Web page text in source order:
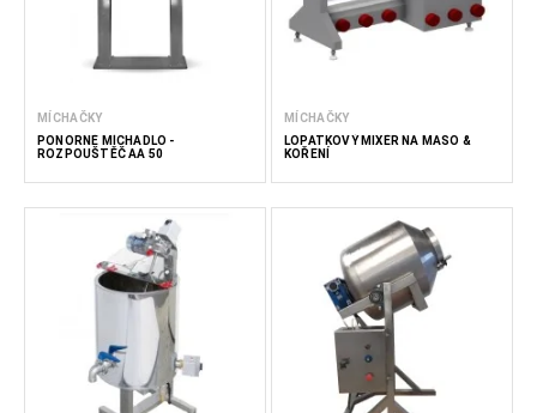
MÍCHAČKY
PONORNÉ MÍCHADLO -
ROZPOUŠTĚČ AA 50
MÍCHAČKY
LOPATKOVÝ MIXÉR NA MASO &
KOŘENÍ